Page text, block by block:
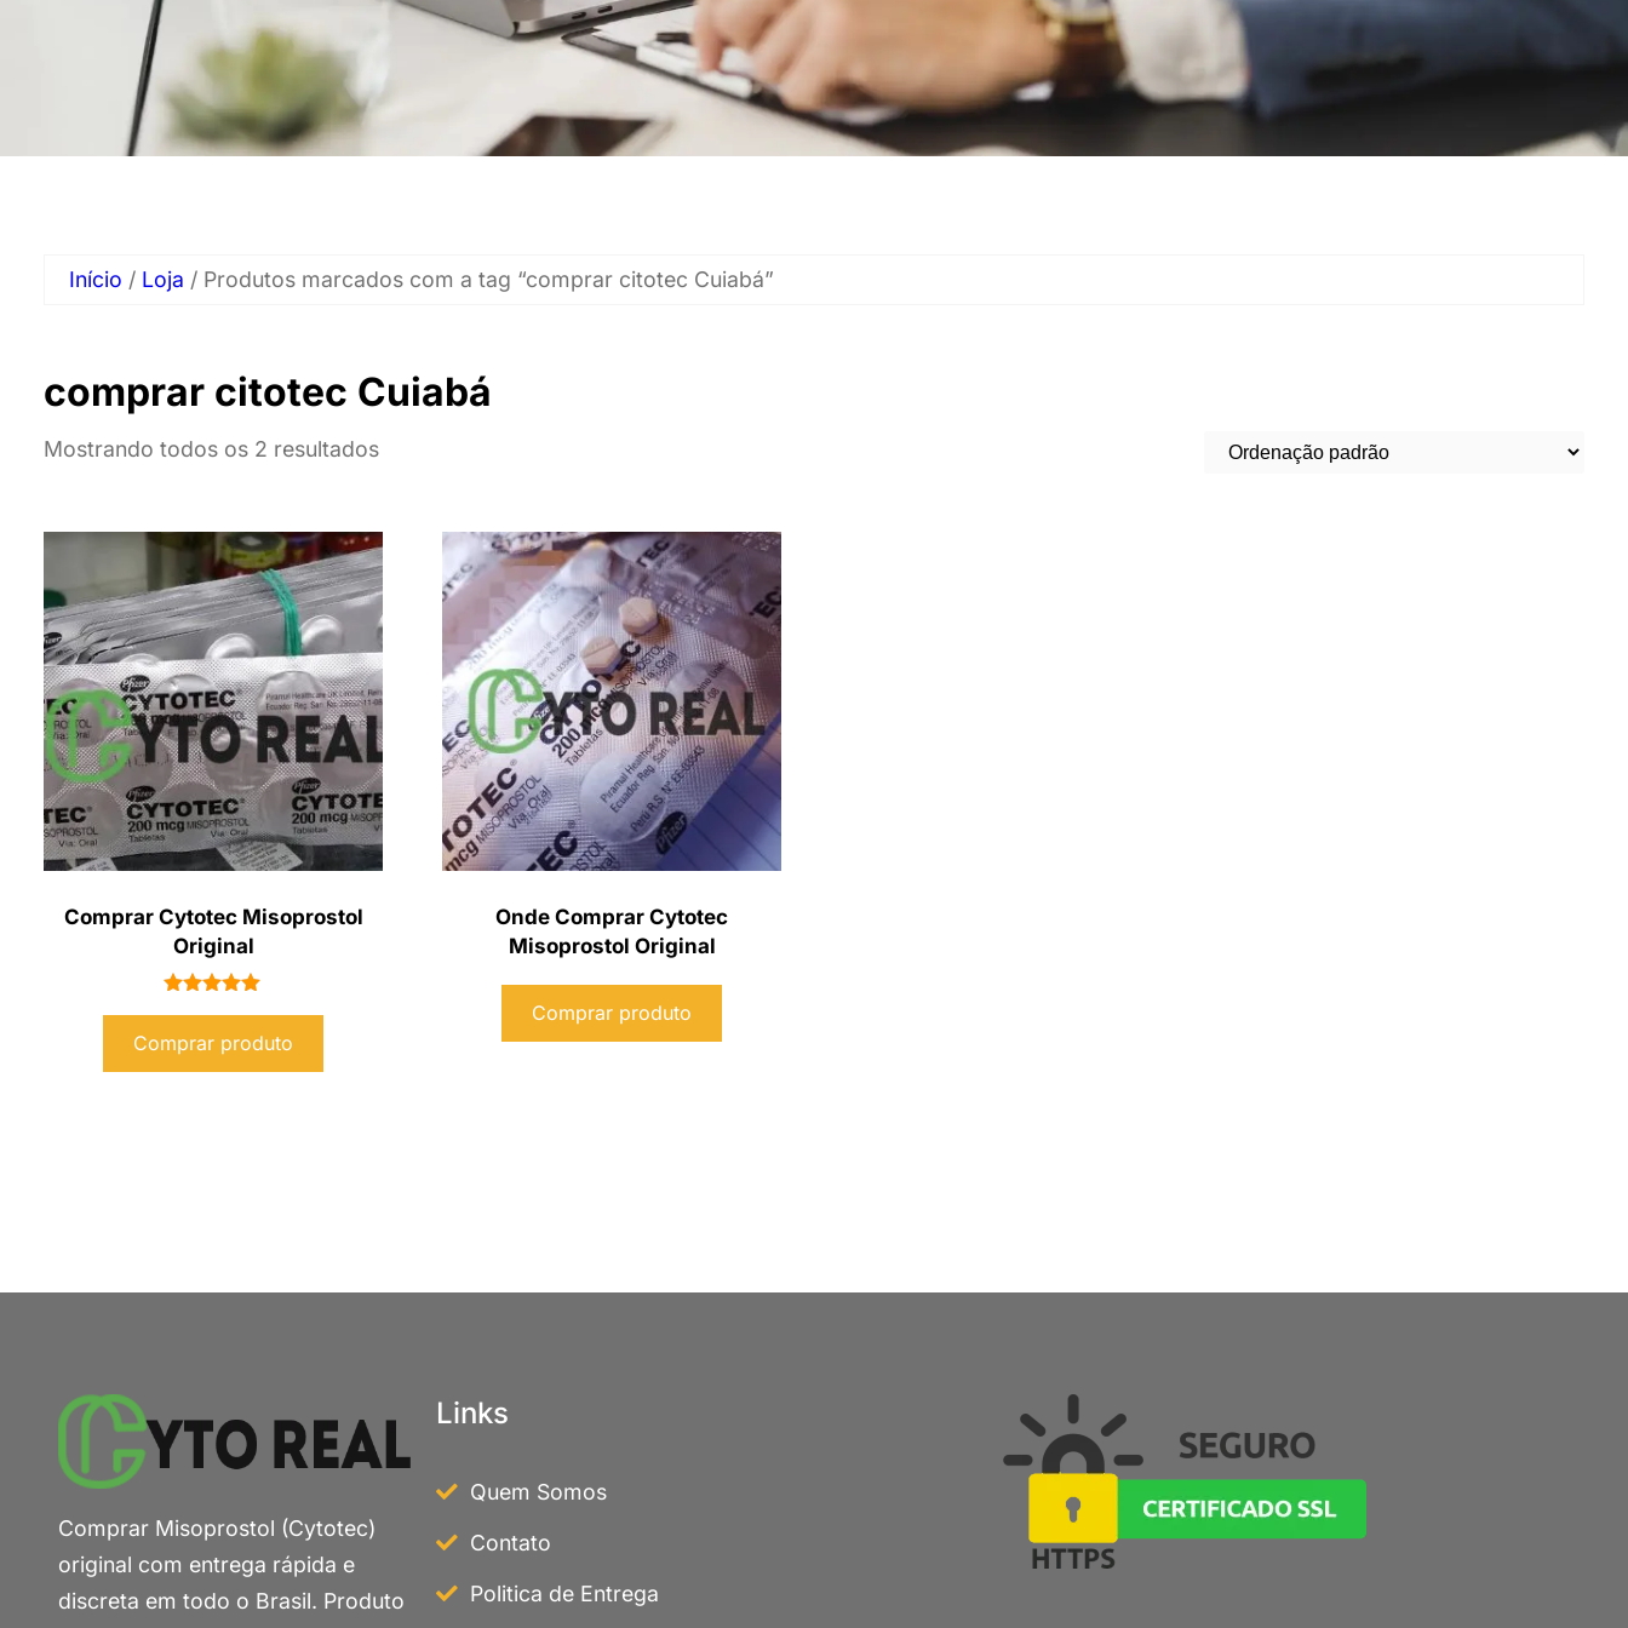
Início / Loja / Produtos marcados com a tag “comprar citotec Cuiabá”
comprar citotec Cuiabá
Mostrando todos os 2 resultados
Comprar Cytotec Misoprostol
Original
de 5
Comprar produto
Onde Comprar Cytotec
Misoprostol Original
Comprar produto
Comprar Misoprostol (Cytotec)
original com entrega rápida e
discreta em todo o Brasil. Produto
Links
Quem Somos
Contato
Politica de Entrega